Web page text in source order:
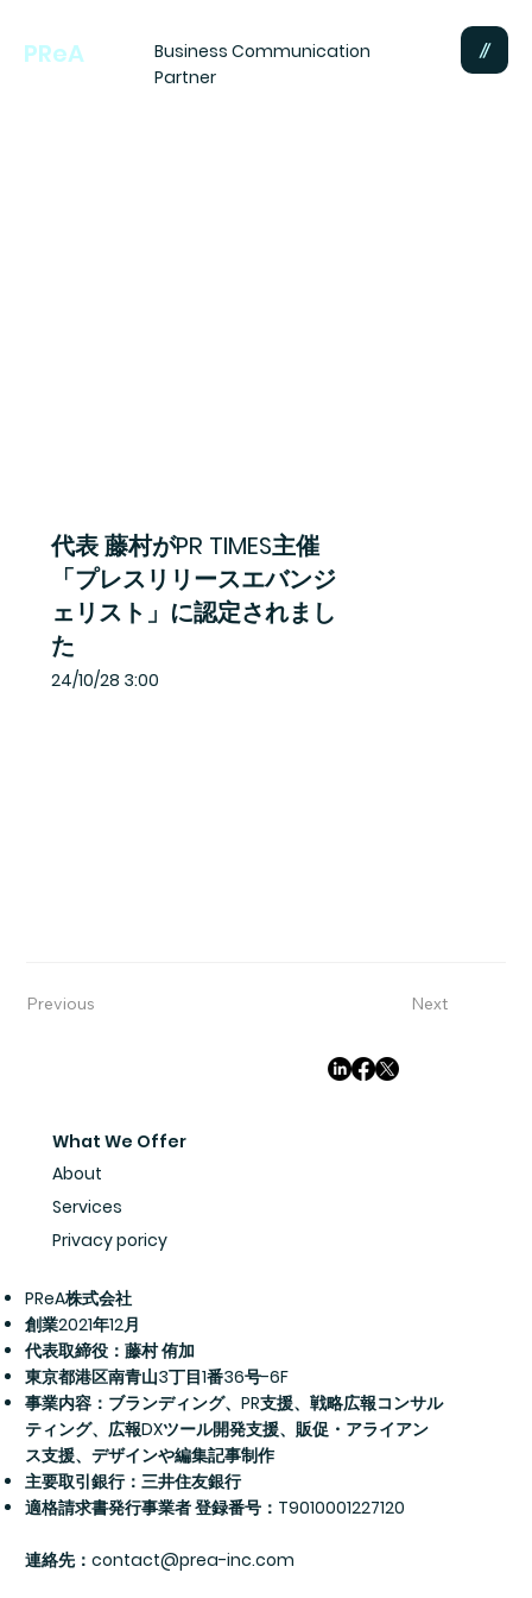
PReA
Business Communication
Partner
代表 藤村がPR TIMES主催
「プレスリリースエバンジ
ェリスト」に認定されまし
た
24/10/28 3:00
Previous Next
What We Offer
About
Services
Privacy poricy
PReA株式会社
創業2021年12月
代表取締役：藤村 侑加
​東京都港区南青山3丁目1番36号-6F
事業内容：ブランディング、PR支援、戦略広報コンサル
ティング、広報DXツール開発支援、販促・アライアン
ス支援、デザインや編集記事制作
主要取引銀行：三井住友銀行
適格請求書発行事業者 登録番号：T9010001227120
​連絡先：contact@prea-inc.com